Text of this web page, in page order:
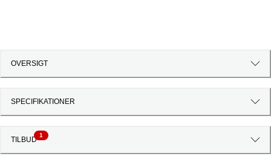
OVERSIGT
SPECIFIKATIONER
TILBUD
1